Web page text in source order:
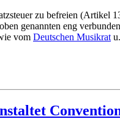
zu befreien (Artikel
genannten eng
vom Deutschen Musikrat